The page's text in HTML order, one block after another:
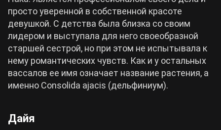
просто уверенной в собственной красоте
девушкой. С детства была близка со своим
лидером и выступала для него своеобразной
старшей сестрой, но при этом не испытывала к
нему романтических чувств. Как и у остальных
вассалов ее имя означает название растения, а
именно Consolida ajacis (дельфиниум).
Дайя